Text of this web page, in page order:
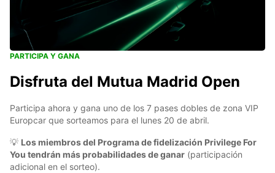
PARTICIPA Y GANA
Disfruta del Mutua Madrid Open
Participa ahora y gana uno de los 7 pases dobles de zona VIP
Europcar que sorteamos para el lunes 20 de abril.
💡 Los miembros del Programa de fidelización Privilege For
You tendrán más probabilidades de ganar (participación
adicional en el sorteo).